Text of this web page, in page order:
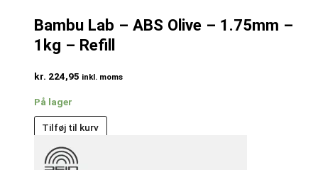
Bambu Lab – ABS Olive – 1.75mm –
1kg – Refill
kr. 224,95 inkl. moms
På lager
Tilføj til kurv